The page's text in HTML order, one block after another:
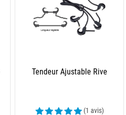
Tendeur Ajustable Rive
(1 avis)